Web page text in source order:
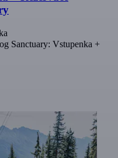
Sanctuary: Vstupenka +